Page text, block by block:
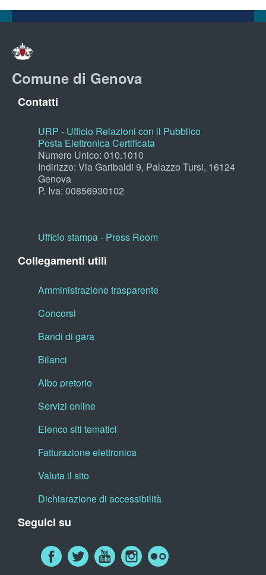
Comune di Genova
Contatti
URP - Ufficio Relazioni con il Pubblico
Posta Elettronica Certificata
Numero Unico: 010.1010
Indirizzo: Via Garibaldi 9, Palazzo Tursi, 16124
Genova
P. Iva: 00856930102
Ufficio stampa - Press Room
Collegamenti utili
Amministrazione trasparente
Concorsi
Bandi di gara
Bilanci
Albo pretorio
Servizi online
Elenco siti tematici
Fatturazione elettronica
Valuta il sito
Dichiarazione di accessibilità
Seguici su